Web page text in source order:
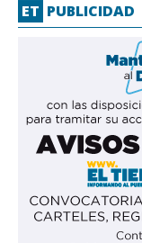
ET PUBLICIDAD